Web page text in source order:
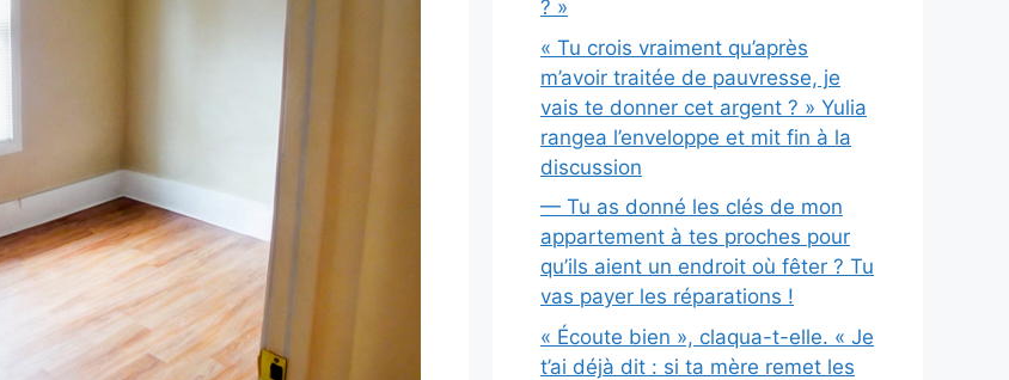
? »
« Tu crois vraiment qu’après
m’avoir traitée de pauvresse, je
vais te donner cet argent ? » Yulia
rangea l’enveloppe et mit fin à la
discussion
— Tu as donné les clés de mon
appartement à tes proches pour
qu’ils aient un endroit où fêter ? Tu
vas payer les réparations !
« Écoute bien », claqua-t-elle. « Je
t’ai déjà dit : si ta mère remet les